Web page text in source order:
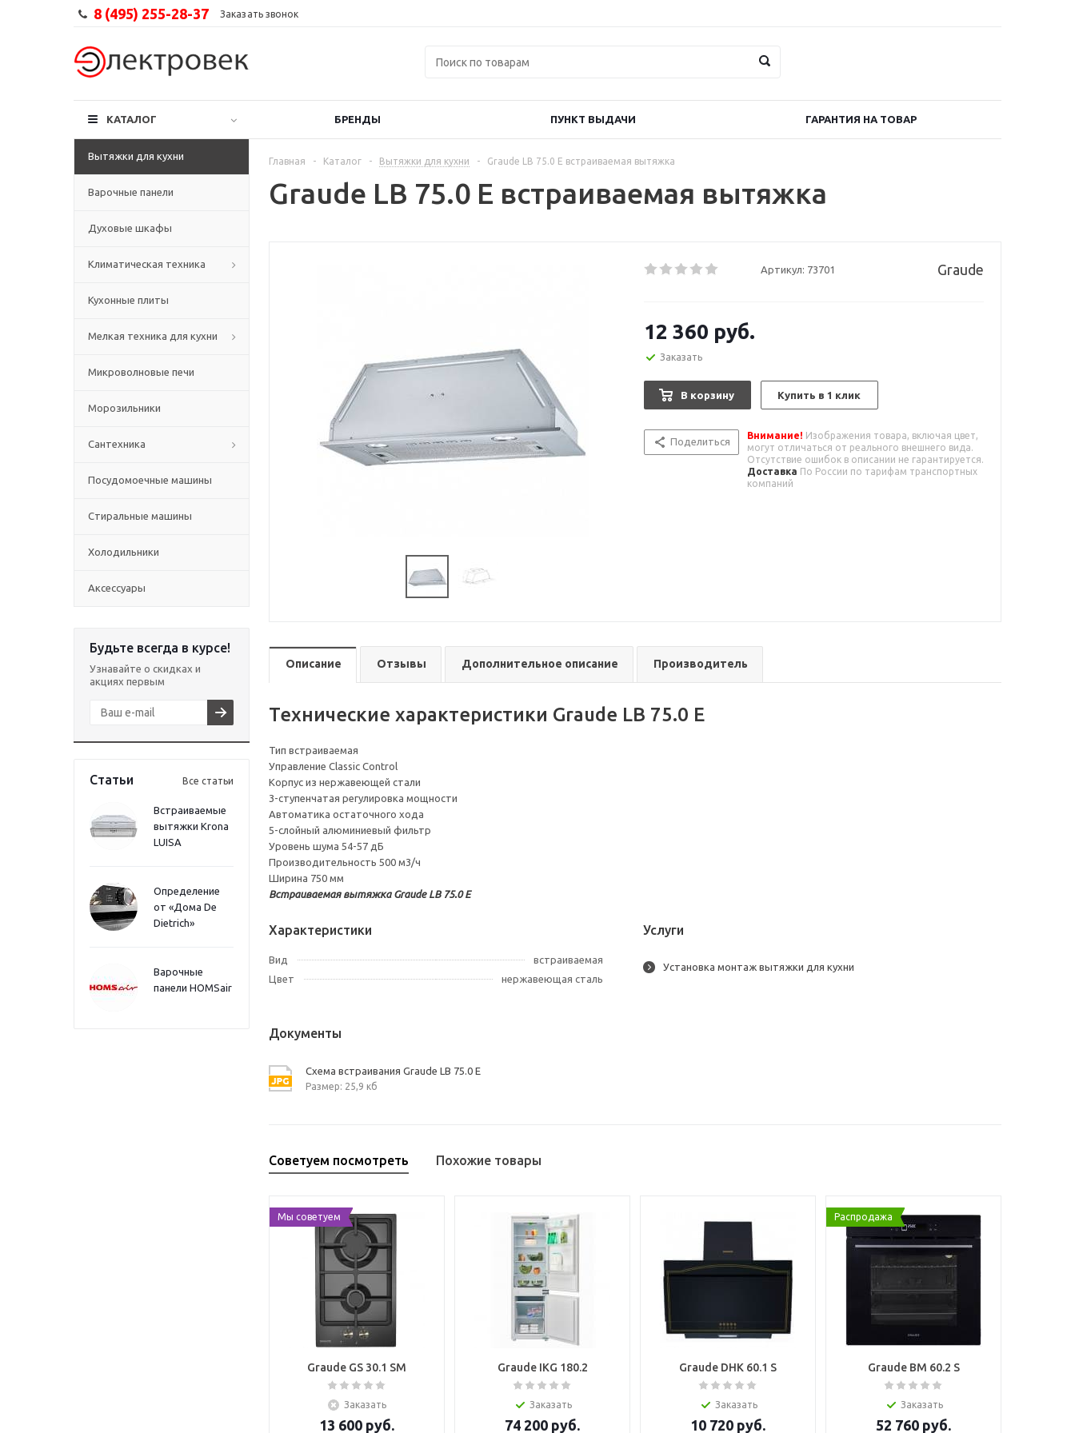
8 (495) 255-28-37 Заказать звонок
КАТАЛОГ БРЕНДЫ ПУНКТ ВЫДАЧИ ГАРАНТИЯ НА ТОВАР
Вытяжки для кухни
Варочные панели
Духовые шкафы
Климатическая техника
Кухонные плиты
Мелкая техника для кухни
Микроволновые печи
Морозильники
Сантехника
Посудомоечные машины
Стиральные машины
Холодильники
Аксессуары
Будьте всегда в курсе!
Узнавайте о скидках и
акциях первым
Статьи Все статьи
Встраиваемые
вытяжки Krona
LUISA
Определение
от «Дома De
Dietrich»
Варочные
панели HOMSair
Главная - Каталог - Вытяжки для кухни - Graude LB 75.0 E встраиваемая вытяжка
Graude LB 75.0 E встраиваемая вытяжка
Артикул: 73701 Graude
12 360 руб.
Заказать
В корзину Купить в 1 клик
Поделиться
Внимание! Изображения товара, включая цвет,
могут отличаться от реального внешнего вида.
Отсутствие ошибок в описании не гарантируется.
Доставка По России по тарифам транспортных
компаний
Описание Отзывы Дополнительное описание Производитель
Технические характеристики Graude LB 75.0 E
Тип встраиваемая
Управление Classic Control
Корпус из нержавеющей стали
3-ступенчатая регулировка мощности
Автоматика остаточного хода
5-слойный алюминиевый фильтр
Уровень шума 54-57 дБ
Производительность 500 м3/ч
Ширина 750 мм
Встраиваемая вытяжка Graude LB 75.0 E
Характеристики
Вид
встраиваемая
Цвет
нержавеющая сталь
Услуги
Установка монтаж вытяжки для кухни
Документы
Схема встраивания Graude LB 75.0 E
Размер: 25,9 кб
Советуем посмотреть Похожие товары
Мы советуем
Graude GS 30.1 SM
Заказать
13 600 руб.
Graude IKG 180.2
Заказать
74 200 руб.
Graude DHK 60.1 S
Заказать
10 720 руб.
Распродажа
Graude BM 60.2 S
Заказать
52 760 руб.